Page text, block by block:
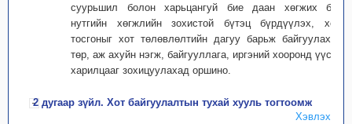
суурьшил болон харьцангуй бие даан хөгжих бүс
нутгийн хөгжлийн зохистой бүтэц бүрдүүлэх, хот,
тосгоныг хот төлөвлөлтийн дагуу барьж байгуулахад
төр, аж ахуйн нэгж, байгууллага, иргэний хооронд үүсэх
харилцааг зохицуулахад оршино.
2 дугаар зүйл. Хот байгуулалтын тухай хууль тогтоомж
Хэвлэх